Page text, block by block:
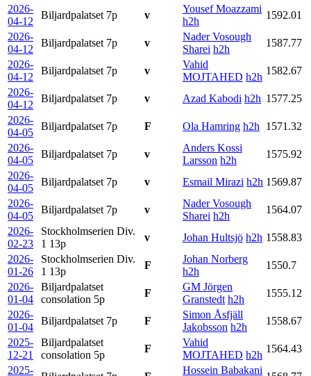
2026-
04-12
Biljardpalatset 7p v
Yousef Moazzami
h2h
1592.01
2026-
04-12
Biljardpalatset 7p v
Nader Vosough
Sharei h2h
1587.77
2026-
04-12
Biljardpalatset 7p v
Vahid
MOJTAHED h2h
1582.67
2026-
04-12
Biljardpalatset 7p v Azad Kabodi h2h 1577.25
2026-
04-05
Biljardpalatset 7p F Ola Hamring h2h
1571.32
2026-
04-05
Biljardpalatset 7p v
Anders Kossi
Larsson h2h
1575.92
2026-
04-05
Biljardpalatset 7p v Esmail Mirazi h2h 1569.87
2026-
04-05
Biljardpalatset 7p v
Nader Vosough
Sharei h2h
1564.07
2026-
02-23
Stockholmserien Div.
1 13p
v Johan Hultsjö h2h 1558.83
2026-
01-26
Stockholmserien Div.
1 13p
F
Johan Norberg
h2h
1550.7
2026-
01-04
Biljardpalatset
consolation 5p
F
GM Jörgen
Granstedt h2h
1555.12
2026-
01-04
Biljardpalatset 7p F
Simon Åsfjäll
Jakobsson h2h
1558.67
2025-
12-21
Biljardpalatset
consolation 5p
F
Vahid
MOJTAHED h2h
1564.43
2025-
Hossein Babakani